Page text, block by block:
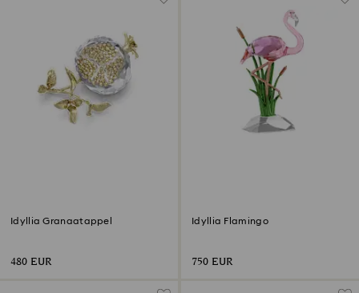
Idyllia Granaatappel
480 EUR
Idyllia Flamingo
750 EUR